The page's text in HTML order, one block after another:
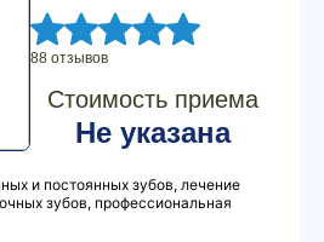
88 отзывов
Стоимость приема
Не указана
и постоянных зубов, лечение
зубов, профессиональная